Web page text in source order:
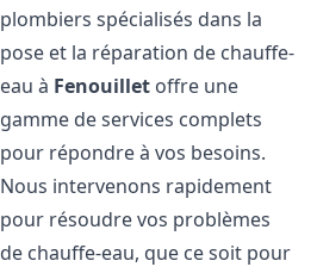
plombiers spécialisés dans la
pose et la réparation de chauffe-
eau à Fenouillet offre une
gamme de services complets
pour répondre à vos besoins.
Nous intervenons rapidement
pour résoudre vos problèmes
de chauffe-eau, que ce soit pour